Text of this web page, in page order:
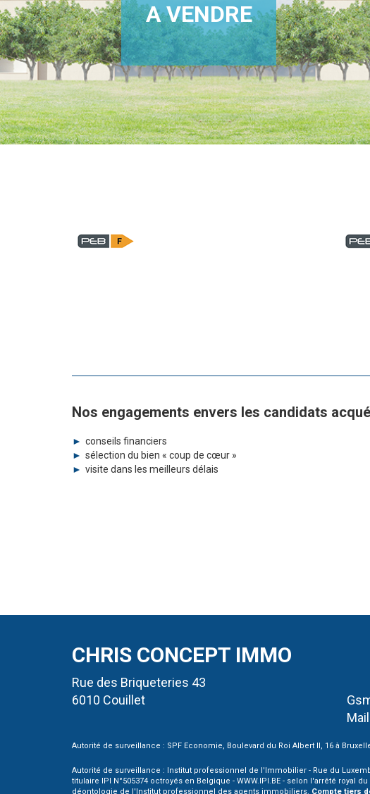
A VENDRE
Nos engagements envers les candidats
conseils financiers
sélection du bien « coup de cœur »
visite dans les meilleurs délais
CHRIS CONCEPT IMMO
Rue des Briqueteries 43
6010 Couillet
Autorité de surveillance : SPF Economie, Boulevard du Roi Albert II, 16 à
Autorité de surveillance : Institut professionnel de l'Immobilier - Rue du
titulaire IPI N°505374 octroyés en Belgique - WWW.IPI.BE - selon l'arrêté royal
déontologie de l'Institut professionnel des agents immobiliers. Compte tiers